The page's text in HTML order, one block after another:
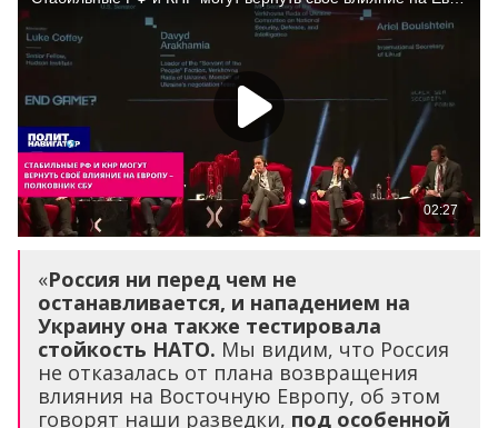
«Россия ни перед чем не
останавливается, и нападением на
Украину она также тестировала
стойкость НАТО. Мы видим, что Россия
не отказалась от плана возвращения
влияния на Восточную Европу, об этом
говорят наши разведки, под особенной